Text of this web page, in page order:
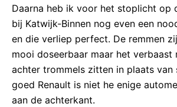
Daarna heb ik voor het stoplicht op
bij Katwijk-Binnen nog even een
en die verliep perfect. De remmen
mooi doseerbaar maar het verbaast
achter trommels zitten in plaats van
goed Renault is niet he enige
aan de achterkant.